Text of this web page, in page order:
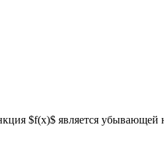
$f(x)$ является